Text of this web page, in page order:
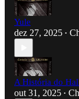
Yule
dez 27, 2025 •
A História do
out 31, 2025 •